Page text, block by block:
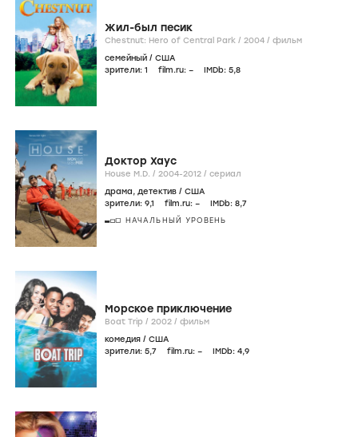
Жил-был песик
Chestnut: Hero of Central Park / 2004 / фильм
семейный / США
зрители: 1 film.ru: – IMDb: 5,8
Доктор Хаус
House M.D. / 2004-2012 / сериал
драма, детектив / США
зрители: 9,1 film.ru: – IMDb: 8,7
НАЧАЛЬНЫЙ УРОВЕНЬ
Морское приключение
Boat Trip / 2002 / фильм
комедия / США
зрители: 5,7 film.ru: – IMDb: 4,9